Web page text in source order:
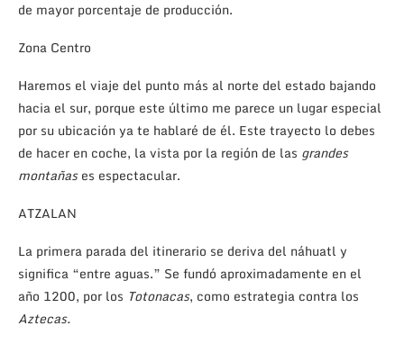
de mayor porcentaje de producción.
Zona Centro
Haremos el viaje del punto más al norte del estado bajando
hacia el sur, porque este último me parece un lugar especial
por su ubicación ya te hablaré de él. Este trayecto lo debes
de hacer en coche, la vista por la región de las grandes
montañases espectacular.
ATZALAN
La primera parada del itinerario se deriva del náhuatl y
significa “entre aguas.” Se fundó aproximadamente en el
año 1200, por los Totonacas, como estrategia contra los
Aztecas.